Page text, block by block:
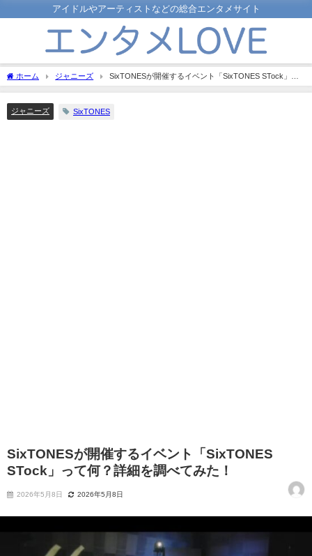
アイドルやアーティストなどの総合エンタメサイト
ホーム ジャニーズ
SixTONESが開催するイベント「SixTONES STock」っ
て何？詳細を調べてみた！
ジャニーズ SixTONES
SixTONESが開催するイベント「SixTONES
STock」って何？詳細を調べてみた！
2026年5月8日 2026年5月8日